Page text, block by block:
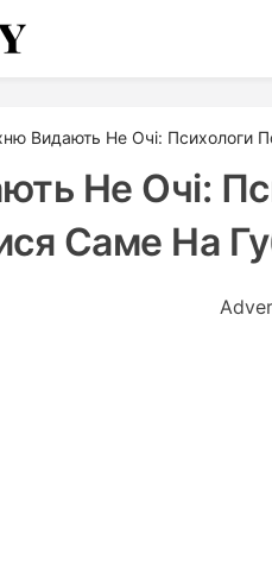
Видають Не Очі: Психологи
Не Очі:
Саме На